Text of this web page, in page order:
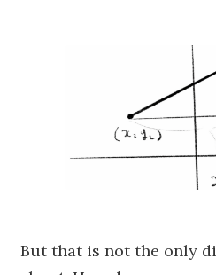
But that is not the only